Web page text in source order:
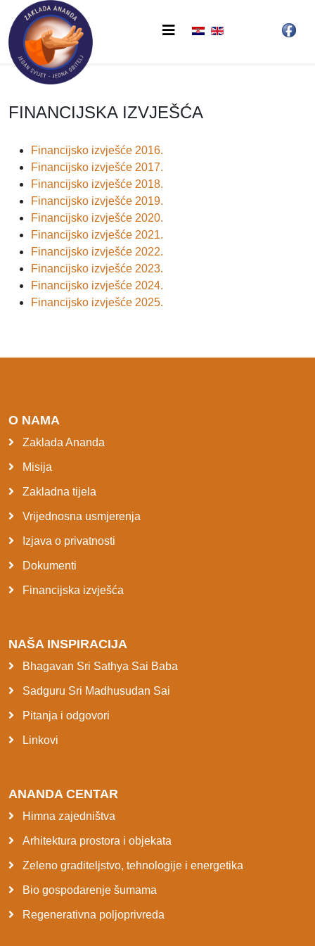
FINANCIJSKA IZVJEŠĆA
Financijsko izvješće 2016.
Financijsko izvješće 2017.
Financijsko izvješće 2018.
Financijsko izvješće 2019.
Financijsko izvješće 2020.
Financijsko izvješće 2021.
Financijsko izvješće 2022.
Financijsko izvješće 2023.
Financijsko izvješće 2024.
Financijsko izvješće 2025.
O NAMA
Zaklada Ananda
Misija
Zakladna tijela
Vrijednosna usmjerenja
Izjava o privatnosti
Dokumenti
Financijska izvješća
NAŠA INSPIRACIJA
Bhagavan Sri Sathya Sai Baba
Sadguru Sri Madhusudan Sai
Pitanja i odgovori
Linkovi
ANANDA CENTAR
Himna zajedništva
Arhitektura prostora i objekata
Zeleno graditeljstvo, tehnologije i energetika
Bio gospodarenje šumama
Regenerativna poljoprivreda